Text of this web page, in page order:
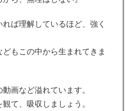
ば理解しているほど、強く
もこの中から生まれてきま
画など溢れています。
て、吸収しましょう。